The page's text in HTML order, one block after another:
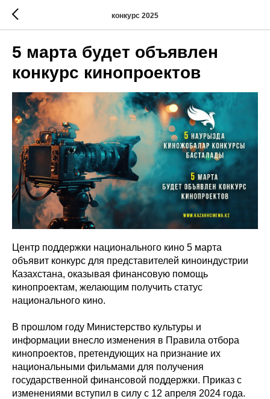
конкурс 2025
5 марта будет объявлен
конкурс кинопроектов
Центр поддержки национального кино 5 марта
объявит конкурс для представителей киноиндустрии
Казахстана, оказывая финансовую помощь
кинопроектам, желающим получить статус
национального кино.
В прошлом году Министерство культуры и
информации внесло изменения в Правила отбора
кинопроектов, претендующих на признание их
национальными фильмами для получения
государственной финансовой поддержки. Приказ с
изменениями вступил в силу с 12 апреля 2024 года.